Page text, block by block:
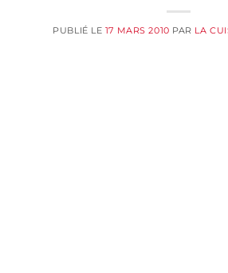
PUBLIÉ LE 17 MARS 2010 PAR LA